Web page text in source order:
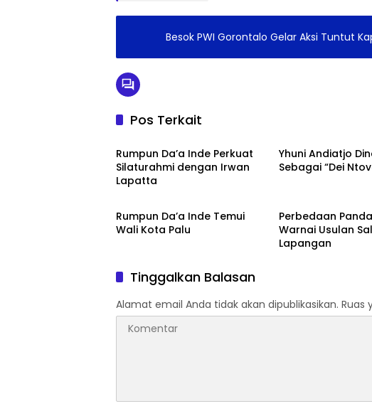
Besok PWI Gorontalo Gelar Aksi Tuntut
Pos Terkait
Budaya
Rumpun Da’a Inde Perkuat
Silaturahmi dengan Irwan
Lapatta
Yhuni Andiatjo
Sebagai “Dei
Ragam
Rumpun Da’a Inde Temui
Wali Kota Palu
Perbedaan
Warnai Usulan
Lapangan
Tinggalkan Balasan
Alamat email Anda tidak akan dipublikasikan. Ruas